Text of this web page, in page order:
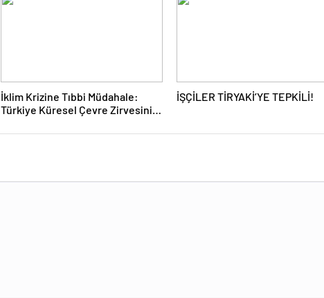
İklim Krizine Tıbbi Müdahale:
Türkiye Küresel Çevre Zirvesinin
İŞÇİLER TİRYAKİ’YE TEPKİLİ!